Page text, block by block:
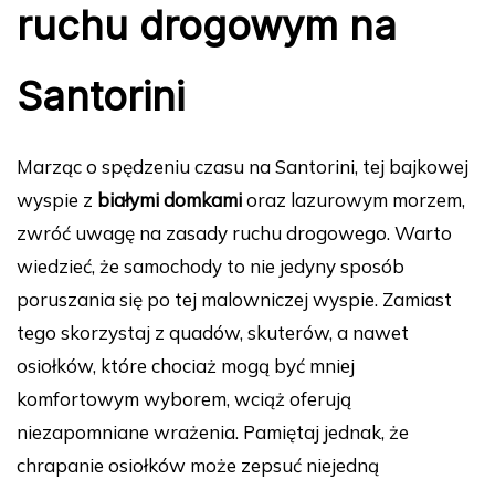
ruchu drogowym na
Santorini
Marząc o spędzeniu czasu na Santorini, tej bajkowej
wyspie z białymi domkamioraz lazurowym morzem,
zwróć uwagę na zasady ruchu drogowego. Warto
wiedzieć, że samochody to nie jedyny sposób
poruszania się po tej malowniczej wyspie. Zamiast
tego skorzystaj z quadów, skuterów, a nawet
osiołków, które chociaż mogą być mniej
komfortowym wyborem, wciąż oferują
niezapomniane wrażenia. Pamiętaj jednak, że
chrapanie osiołków może zepsuć niejedną